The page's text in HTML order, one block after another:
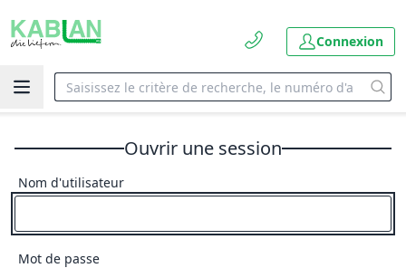
Connexion
Ouvrir une session
Nom d'utilisateur
Mot de passe